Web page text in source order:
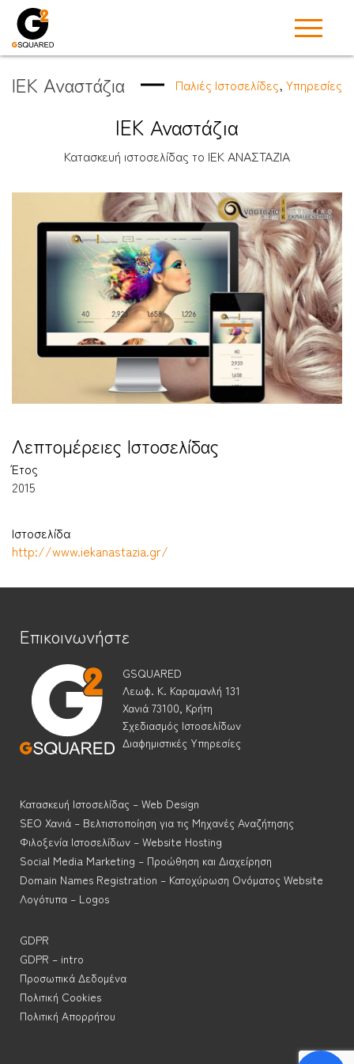
ΙΕΚ Αναστάζια Παλιές Ιστοσελίδες, Υπηρεσίες
IEK Αναστάζια
Κατασκευή ιστοσελίδας το ΙΕΚ ΑΝΑΣΤΑΖΙΑ
Λεπτομέρειες Ιστοσελίδας
Έτος
2015
Ιστοσελίδα
http://www.iekanastazia.gr/
Επικοινωνήστε
GSQUARED
Λεωφ. Κ. Καραμανλή 131
Χανιά 73100, Κρήτη
Σχεδιασμός Ιστοσελίδων
Διαφημιστικές Υπηρεσίες
Κατασκευή Ιστοσελίδας – Web Design
SEO Χανιά – Βελτιστοποίηση για τις Μηχανές Αναζήτησης
Φιλοξενία Ιστοσελίδων – Website Hosting
Social Media Marketing – Προώθηση και Διαχείρηση
Domain Names Registration – Κατοχύρωση Ονόματος Website
Λογότυπα – Logos
GDPR
GDPR – intro
Προσωπικά Δεδομένα
Πολιτική Cookies
Πολιτική Απορρήτου